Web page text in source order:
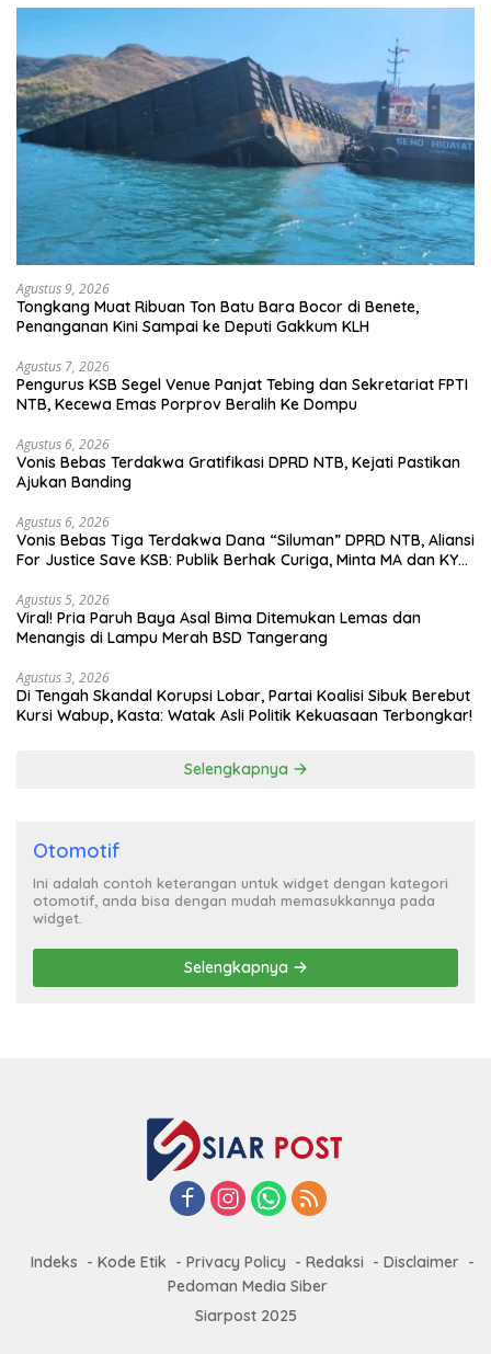
Agustus 9, 2026
Tongkang Muat Ribuan Ton Batu Bara Bocor di Benete,
Penanganan Kini Sampai ke Deputi Gakkum KLH
Agustus 7, 2026
Pengurus KSB Segel Venue Panjat Tebing dan Sekretariat FPTI
NTB, Kecewa Emas Porprov Beralih Ke Dompu
Agustus 6, 2026
Vonis Bebas Terdakwa Gratifikasi DPRD NTB, Kejati Pastikan
Ajukan Banding
Agustus 6, 2026
Vonis Bebas Tiga Terdakwa Dana “Siluman” DPRD NTB, Aliansi
For Justice Save KSB: Publik Berhak Curiga, Minta MA dan KY
Agustus 5, 2026
Viral! Pria Paruh Baya Asal Bima Ditemukan Lemas dan
Menangis di Lampu Merah BSD Tangerang
Agustus 3, 2026
Di Tengah Skandal Korupsi Lobar, Partai Koalisi Sibuk Berebut
Kursi Wabup, Kasta: Watak Asli Politik Kekuasaan Terbongkar!
Selengkapnya
Otomotif
Ini adalah contoh keterangan untuk widget dengan kategori
otomotif, anda bisa dengan mudah memasukkannya pada
widget.
Selengkapnya
Indeks Kode Etik Privacy Policy Redaksi
Disclaimer
Pedoman Media Siber
Siarpost 2025